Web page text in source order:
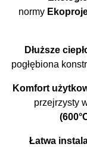
normy
Dłuższe
pogłębiona
Komfort
przejrzysty
Łatwa